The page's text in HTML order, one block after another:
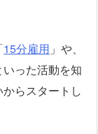
15分雇用 」や、
った活動を知
らスタートし